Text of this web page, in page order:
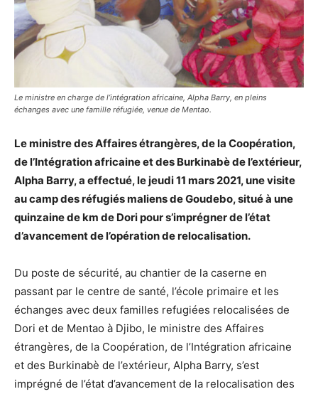
Le ministre en charge de l’intégration africaine, Alpha Barry, en pleins
échanges avec une famille réfugiée, venue de Mentao.
Le ministre des Affaires étrangères, de la Coopération,
de l’Intégration africaine et des Burkinabè de l’extérieur,
Alpha Barry, a effectué, le jeudi 11 mars 2021, une visite
au camp des réfugiés maliens de Goudebo, situé à une
quinzaine de km de Dori pour s’imprégner de l’état
d’avancement de l’opération de relocalisation.
Du poste de sécurité, au chantier de la caserne en
passant par le centre de santé, l’école primaire et les
échanges avec deux familles refugiées relocalisées de
Dori et de Mentao à Djibo, le ministre des Affaires
étrangères, de la Coopération, de l’Intégration africaine
et des Burkinabè de l’extérieur, Alpha Barry, s’est
imprégné de l’état d’avancement de la relocalisation des